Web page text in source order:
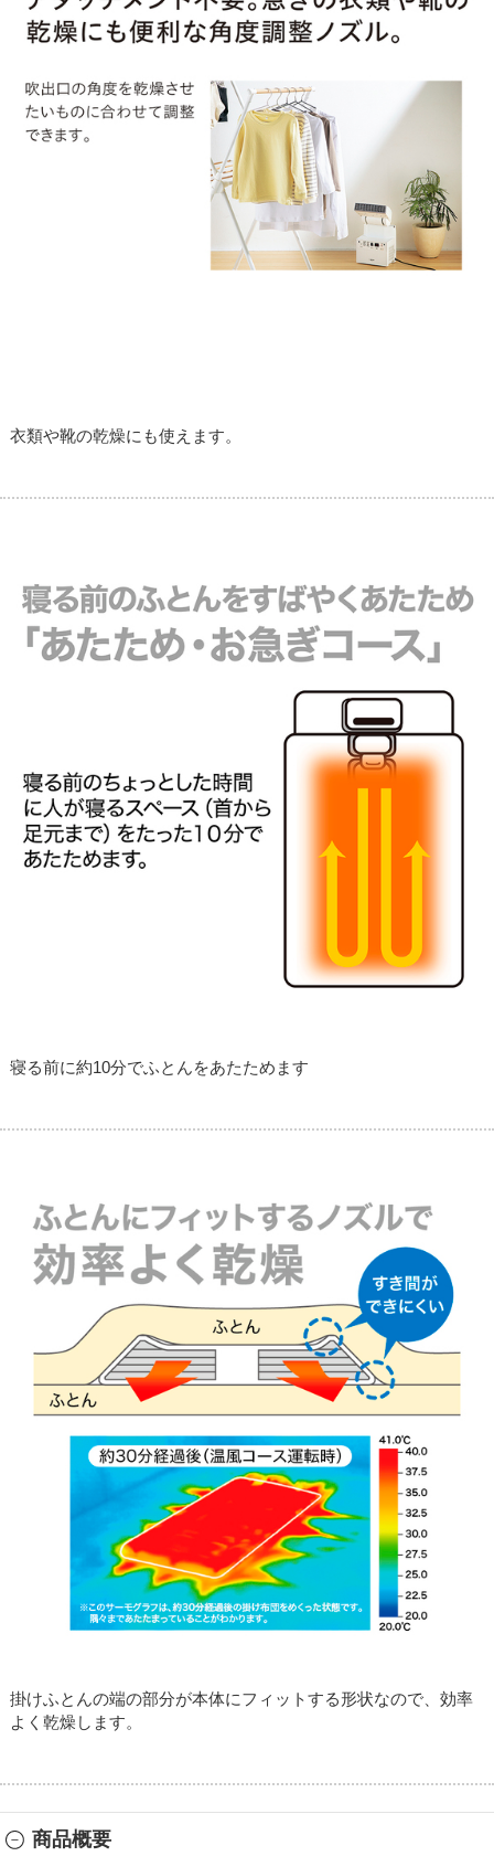
衣類や靴の乾燥にも使えます。
寝る前に約10分でふとんをあたためます
掛けふとんの端の部分が本体にフィットする形状なので、効率
よく乾燥します。
商品概要